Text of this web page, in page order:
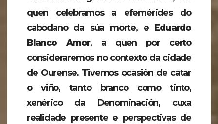
quen celebramos a efemérides do
cabodano da súa morte, e Eduardo
Blanco Amor, a quen por certo
consideraremos no contexto da cidade
de Ourense. Tivemos ocasión de catar
o viño, tanto branco como tinto,
xenérico da Denominación, cuxa
realidade presente e perspectivas de